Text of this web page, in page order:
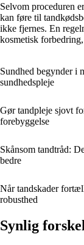
Selvom proceduren
kan føre til
ikke fjernes. En
kosmetisk
Sundhed begynder i
sundhedspleje
Gør tandpleje sjovt
forebyggelse
Skånsom tandtråd:
bedre
Når tandskader
robusthed
Synlig